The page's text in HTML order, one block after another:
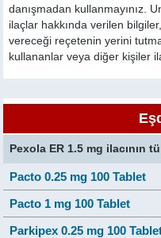
danışmadan kullanmayınız.
ilaçlar hakkında verilen
vereceği reçetenin yerini
kullananlar veya diğer kişiler
Pexola ER 1.5 mg ilacının
Pacto 0.25 mg 100 Tablet
Pacto 1 mg 100 Tablet
Parkipex 0.25 mg 100